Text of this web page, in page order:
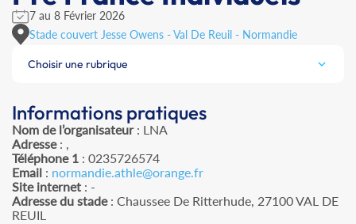
7 au 8 Février 2026
Stade couvert Jesse Owens - Val De Reuil - Normandie
Choisir une rubrique
Informations pratiques
Nom de l’organisateur: LNA
Adresse: ,
Téléphone 1 : 0235726574
Email : normandie.athle@orange.fr
Site internet : -
Adresse du stade: Chaussee De Ritterhude, 27100 VAL DE
REUIL